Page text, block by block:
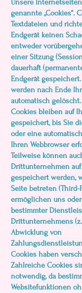
Unsere
genannte „Cookies“.
Textdateien und
Endgerät keinen
entweder
einer Sitzung
dauerhaft
Endgerät
werden nach Ende
automatisch
Cookies bleiben auf
gespeichert, bis Sie
oder eine
Ihren Webbrowser
Teilweise können
Drittunternehmen
gespeichert werden,
Seite betreten (Third-
ermöglichen uns
bestimmter
Drittunternehmens
Abwicklung von
Cookies haben
Zahlreiche Cookies
notwendig, da
Websitefunktionen